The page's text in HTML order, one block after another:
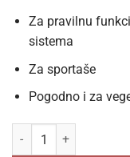
Za pravilnu
sistema
Za sportaše
Pogodno i za
NATURAL WEALTH